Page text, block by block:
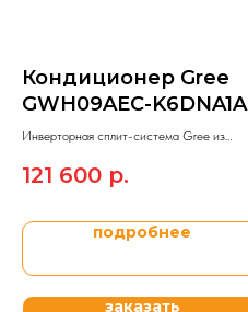
Кондиционер Gree
GWH09AEC-K6DNA1A
Инверторная сплит-система Gree из
121 600 р.
подробнее
заказать